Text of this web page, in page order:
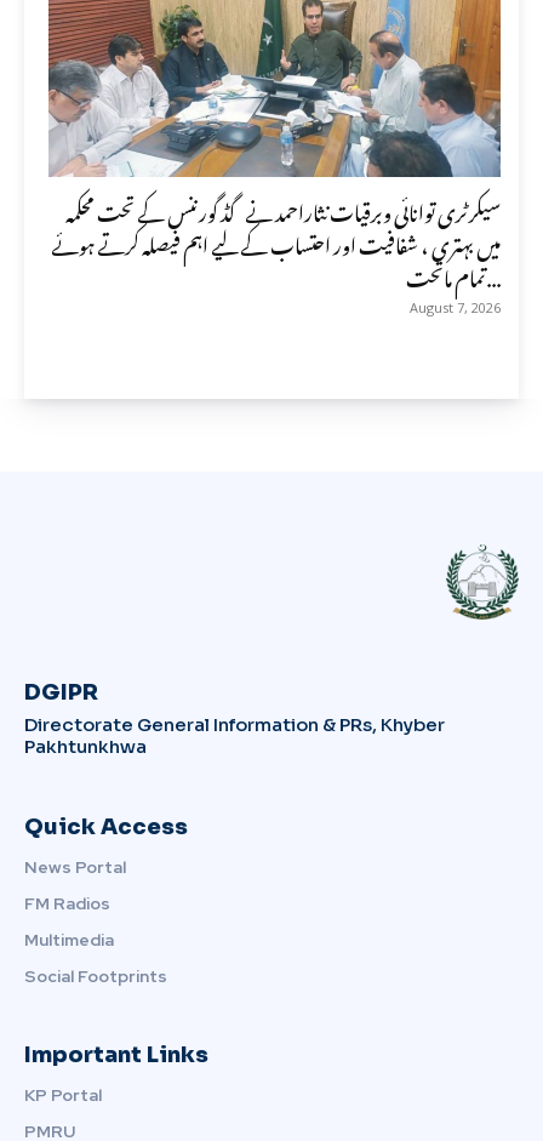
سیکرٹری توانائی وبرقیات نثاراحمد نے گڈ گورننس کے تحت محکمہ
میں بہتری ، شفافیت اور احتساب کے لیے اہم فیصلہ کرتے ہوئے
تمام ماتحت...
August 7, 2026
DGIPR
Directorate General Information & PRs, Khyber
Pakhtunkhwa
Quick Access
News Portal
FM Radios
Multimedia
Social Footprints
Important Links
KP Portal
PMRU